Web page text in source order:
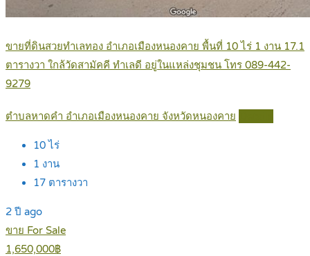
ขายที่ดินสวยทำเลทอง อำเภอเมืองหนองคาย พื้นที่ 10 ไร่ 1 งาน 17.1
ตารางวา ใกล้วัดสามัคคี ทำเลดี อยู่ในแหล่งชุมชน โทร 089-442-
9279
ตำบลหาดคำ อำเภอเมืองหนองคาย จังหวัดหนองคาย
10ไร่
1 งาน
17 ตารางวา
2 ปี ago
ขาย For Sale
1,650,000฿